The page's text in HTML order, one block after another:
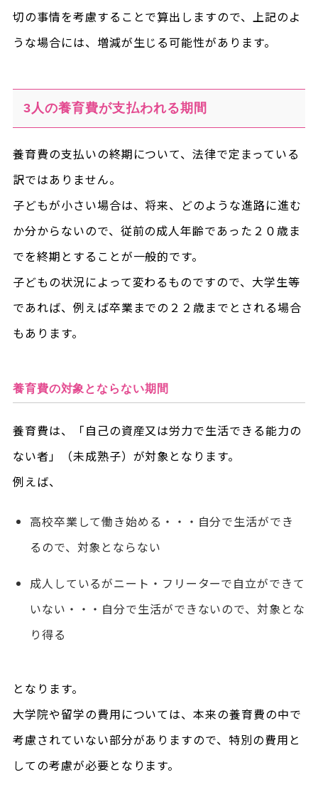
切の事情を考慮することで算出しますので、上記のよ
うな場合には、増減が生じる可能性があります。
3人の養育費が支払われる期間
養育費の支払いの終期について、法律で定まっている
訳ではありません。
子どもが小さい場合は、将来、どのような進路に進む
か分からないので、従前の成人年齢であった２０歳ま
でを終期とすることが一般的です。
子どもの状況によって変わるものですので、大学生等
であれば、例えば卒業までの２２歳までとされる場合
もあります。
養育費の対象とならない期間
養育費は、「自己の資産又は労力で生活できる能力の
ない者」（未成熟子）が対象となります。
例えば、
高校卒業して働き始める・・・自分で生活ができ
るので、対象とならない
成人しているがニート・フリーターで自立ができて
いない・・・自分で生活ができないので、対象とな
り得る
となります。
大学院や留学の費用については、本来の養育費の中で
考慮されていない部分がありますので、特別の費用と
しての考慮が必要となります。